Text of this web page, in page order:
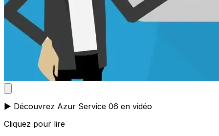
▶️ Découvrez Azur Service 06 en vidéo
Cliquez pour lire